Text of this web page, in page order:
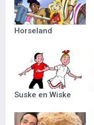
Horseland
Suske en Wiske